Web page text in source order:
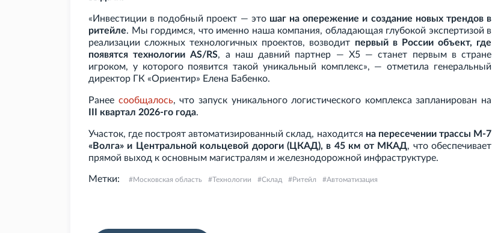
«Инвестиции в подобный проект — это шаг на опережение и создание новых трендов в
ритейле. Мы гордимся, что именно наша компания, обладающая глубокой экспертизой в
реализации сложных технологичных проектов, возводит первый в России объект, где
появятся технологии AS/RS, а наш давний партнер — X5 — станет первым в стране
игроком, у которого появится такой уникальный комплекс», — отметила генеральный
директор ГК «Ориентир» Елена Бабенко.
Ранее сообщалось, что запуск уникального логистического комплекса запланирован на
квартал 2026-го года.
Участок, где построят автоматизированный склад, находится на пересечении трассы М-7
«Волга» и Центральной кольцевой дороги (ЦКАД), в 45 км от МКАД, что обеспечивает
прямой выход к основным магистралям и железнодорожной инфраструктуре.
Метки: Московская область Технологии Склад Ритейл Автоматизация